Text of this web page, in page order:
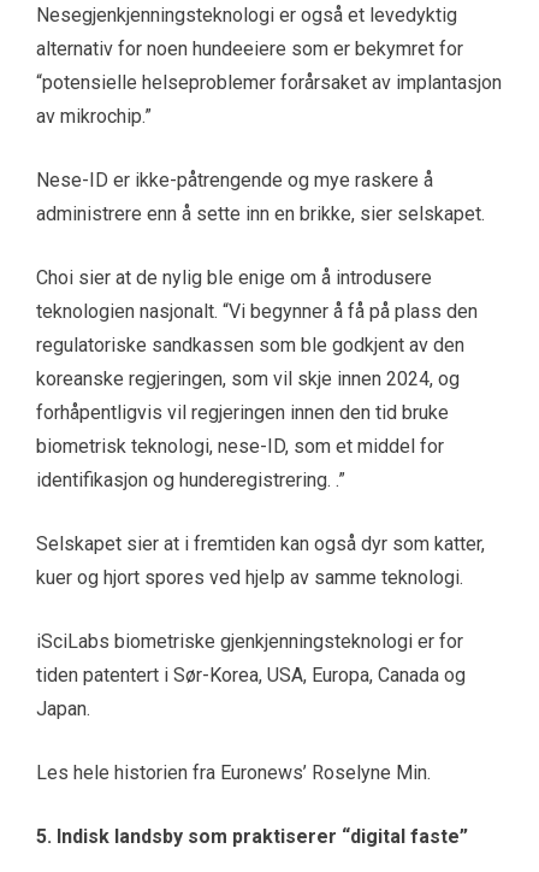
Nesegjenkjenningsteknologi er også et levedyktig
alternativ for noen hundeeiere som er bekymret for
“potensielle helseproblemer forårsaket av implantasjon
av mikrochip.”
Nese-ID er ikke-påtrengende og mye raskere å
administrere enn å sette inn en brikke, sier selskapet.
Choi sier at de nylig ble enige om å introdusere
teknologien nasjonalt. “Vi begynner å få på plass den
regulatoriske sandkassen som ble godkjent av den
koreanske regjeringen, som vil skje innen 2024, og
forhåpentligvis vil regjeringen innen den tid bruke
biometrisk teknologi, nese-ID, som et middel for
identifikasjon og hunderegistrering. .”
Selskapet sier at i fremtiden kan også dyr som katter,
kuer og hjort spores ved hjelp av samme teknologi.
iSciLabs biometriske gjenkjenningsteknologi er for
tiden patentert i Sør-Korea, USA, Europa, Canada og
Japan.
Les hele historien fra Euronews’ Roselyne Min.
5. Indisk landsby som praktiserer “digital faste”